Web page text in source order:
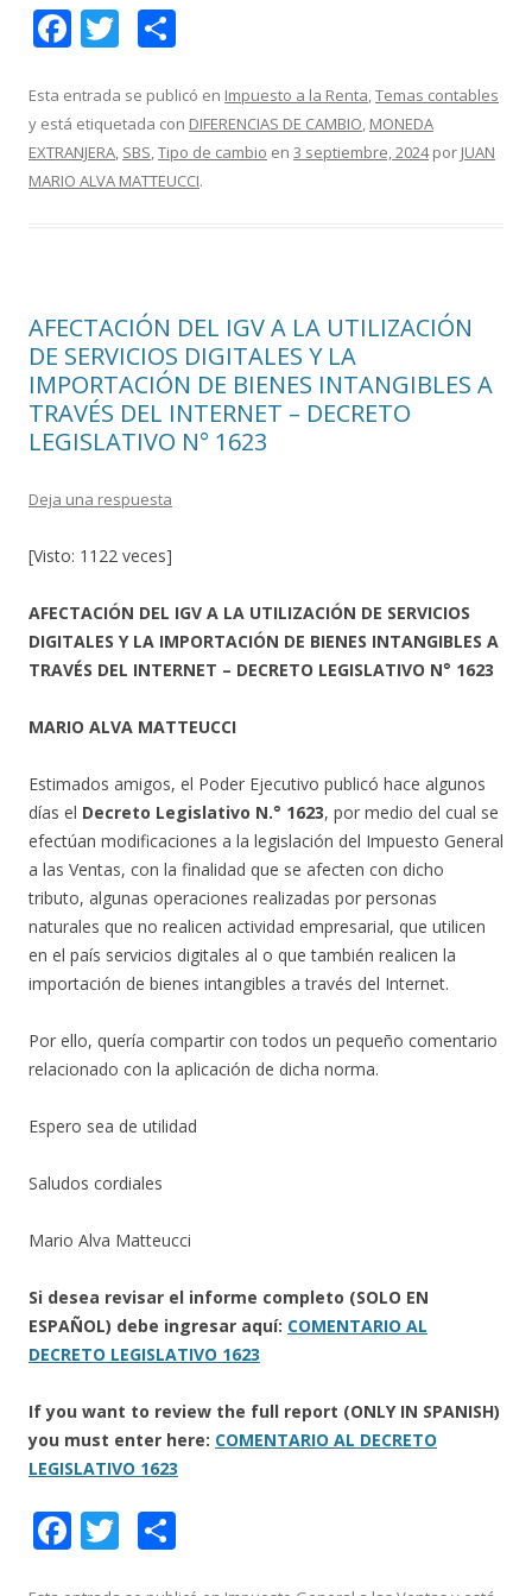
F
e
b
o
T
itt
er
m
p
ar
Esta entrada se publicó en Impuesto a la Renta,Temas contables
y está etiquetada con DIFERENCIAS DE CAMBIO, MONEDA
EXTRANJERA, SBS,Tipo de cambio en 3 septiembre, 2024por JUAN
MARIO ALVA MATTEUCCI.
AFECTACIÓN DEL IGV A LA UTILIZACIÓN
DE SERVICIOS DIGITALES Y LA
IMPORTACIÓN DE BIENES INTANGIBLES A
TRAVÉS DEL INTERNET – DECRETO
LEGISLATIVO N° 1623
Deja una respuesta
[Visto: 1122 veces]
AFECTACIÓN DEL IGV A LA UTILIZACIÓN DE SERVICIOS
DIGITALES Y LA IMPORTACIÓN DE BIENES INTANGIBLES A
TRAVÉS DEL INTERNET – DECRETO LEGISLATIVO N° 1623
MARIO ALVA MATTEUCCI
Estimados amigos, el Poder Ejecutivo publicó hace algunos
días el Decreto Legislativo N.° 1623, por medio del cual se
efectúan modificaciones a la legislación del Impuesto General
a las Ventas, con la finalidad que se afecten con dicho
tributo, algunas operaciones realizadas por personas
naturales que no realicen actividad empresarial, que utilicen
en el país servicios digitales al o que también realicen la
importación de bienes intangibles a través del Internet.
Por ello, quería compartir con todos un pequeño comentario
relacionado con la aplicación de dicha norma.
Espero sea de utilidad
Saludos cordiales
Mario Alva Matteucci
Si desea revisar el informe completo (SOLO EN
ESPAÑOL) debe ingresar aquí: COMENTARIO AL
DECRETO LEGISLATIVO 1623
If you want to review the full report (ONLY IN SPANISH)
you must enter here: COMENTARIO AL DECRETO
LEGISLATIVO 1623
F T